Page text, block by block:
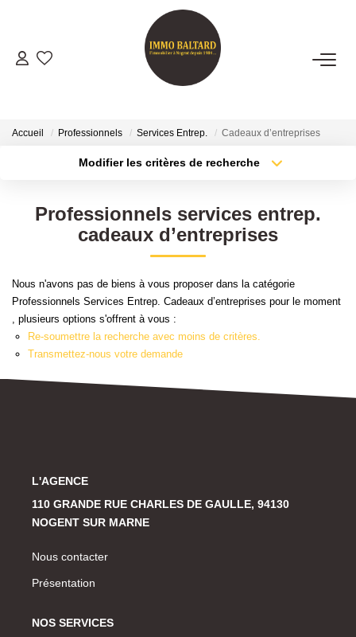
VENTES
LOCATIONS
ESTIMATION
Présentation
Notre Équipe
Historique
Accueil Professionnels Services Entrep. Cadeaux d’entreprises
Modifier les critères de recherche
Sélectionnez...
Type de bien
Surface min
Créer une alerte
Professionnels services entrep.
cadeaux d’entreprises
Nous n'avons pas de biens à vous proposer dans la catégorie
Professionnels Services Entrep. Cadeaux d’entreprises pour le moment
, plusieurs options s'offrent à vous :
Re-soumettre la recherche avec moins de critères.
Transmettez-nous votre demande
L'AGENCE
110 GRANDE RUE CHARLES DE GAULLE, 94130
NOGENT SUR MARNE
Nous contacter
Présentation
NOS SERVICES